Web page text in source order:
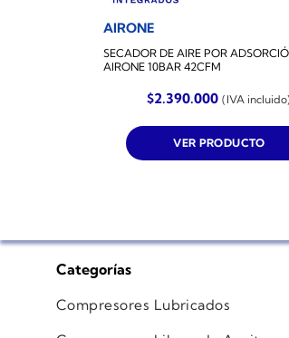
AIRONE
SECADOR DE AIRE POR
AIRONE 10BAR 42CFM
$2.390.000 (IVA incluido)
VER PRODUCTO
Categorías
Compresores Lubricados